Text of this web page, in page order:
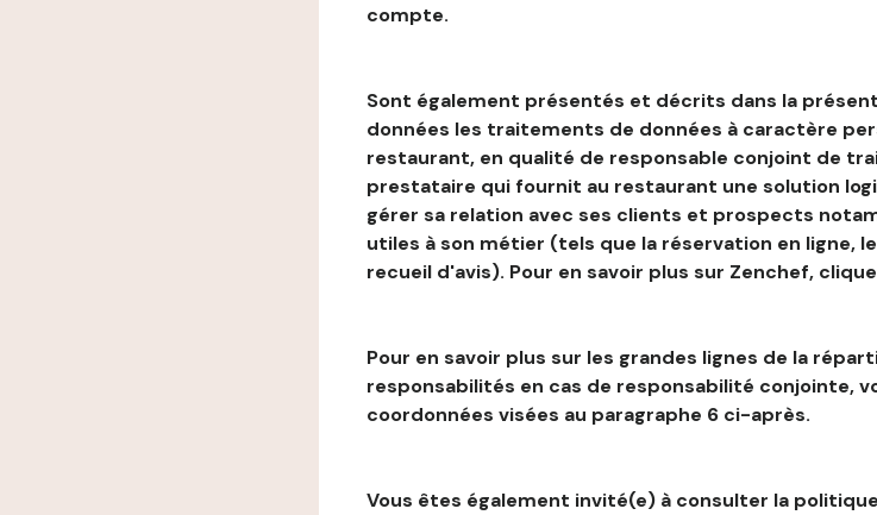
compte.
Sont également présentés et décrits dans la
données les traitements de données à caractère
restaurant, en qualité de responsable conjoint de
prestataire qui fournit au restaurant une solution
gérer sa relation avec ses clients et prospects
utiles à son métier (tels que la réservation en ligne,
recueil d'avis). Pour en savoir plus sur Zenchef,
Pour en savoir plus sur les grandes lignes de la
responsabilités en cas de responsabilité conjointe,
coordonnées visées au paragraphe 6 ci-après.
Vous êtes également invité(e) à consulter la